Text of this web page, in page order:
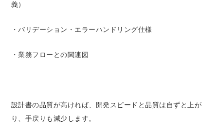
義）
・バリデーション・エラーハンドリング仕様
・業務フローとの関連図
設計書の品質が高ければ、開発スピードと品質は自ずと上が
り、手戻りも減少します。